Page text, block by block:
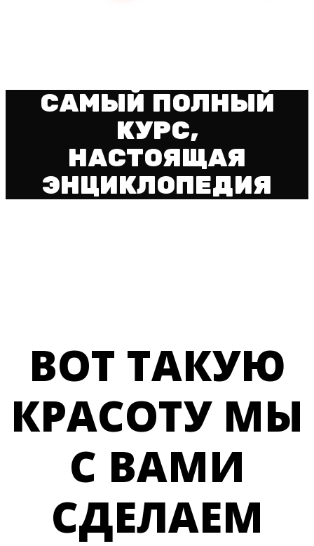
САМЫЙ ПОЛНЫЙ
КУРС,
НАСТОЯЩАЯ
ЭНЦИКЛОПЕДИЯ
ВОТ ТАКУЮ
КРАСОТУ МЫ
С ВАМИ
СДЕЛАЕМ